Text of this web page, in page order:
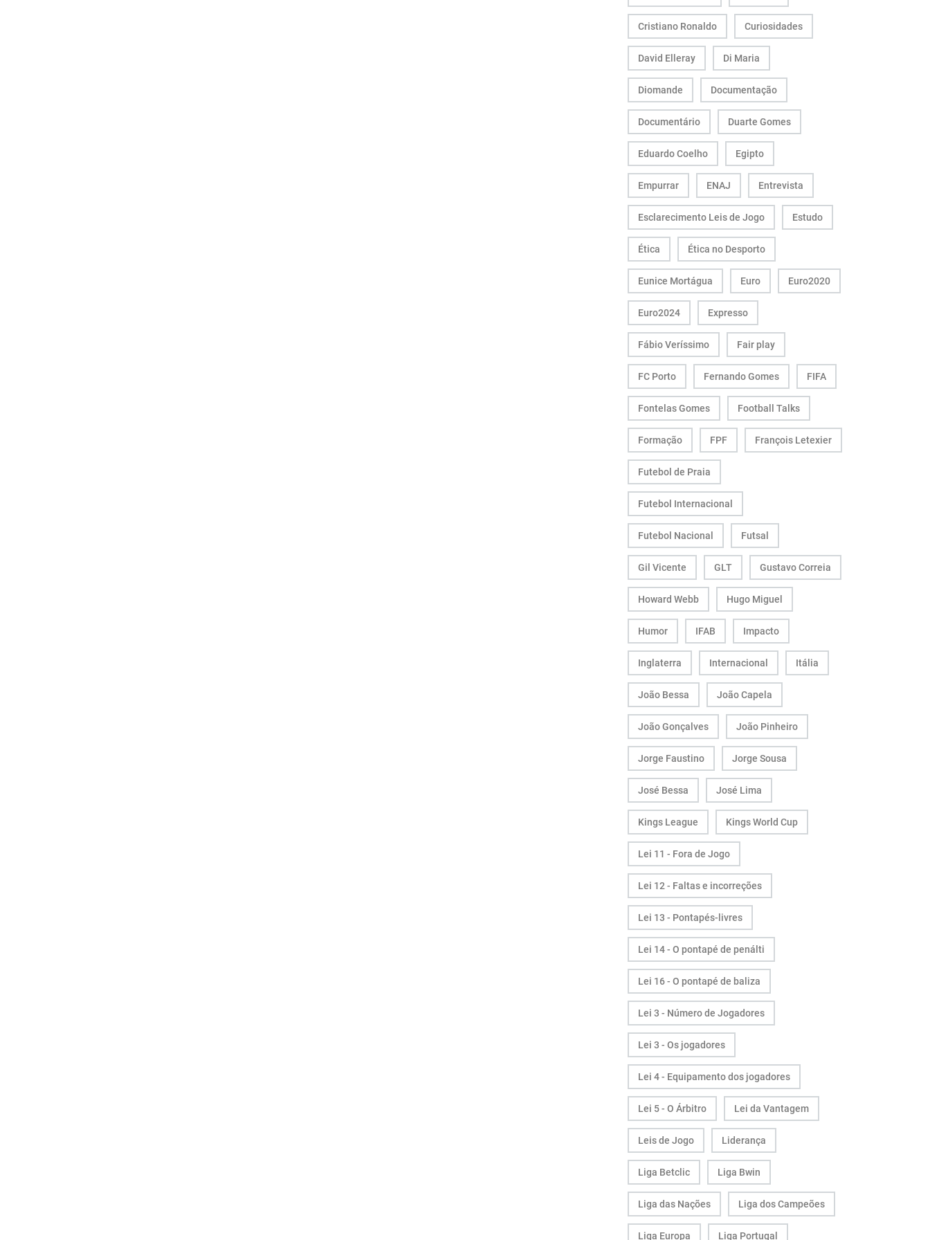
Cristiano Ronaldo Curiosidades
David Elleray Di Maria
Diomande Documentação
Documentário Duarte Gomes
Eduardo Coelho Egipto
Empurrar ENAJ Entrevista
Esclarecimento Leis de Jogo Estudo
Ética Ética no Desporto
Eunice Mortágua Euro Euro2020
Euro2024 Expresso
Fábio Veríssimo Fair play
FC Porto Fernando Gomes FIFA
Fontelas Gomes Football Talks
Formação FPF François Letexier
Futebol de Praia
Futebol Internacional
Futebol Nacional Futsal
Gil Vicente GLT Gustavo Correia
Howard Webb Hugo Miguel
Humor IFAB Impacto
Inglaterra Internacional Itália
João Bessa João Capela
João Gonçalves João Pinheiro
Jorge Faustino Jorge Sousa
José Bessa José Lima
Kings League Kings World Cup
Lei 11 - Fora de Jogo
Lei 12 - Faltas e incorreções
Lei 13 - Pontapés-livres
Lei 14 - O pontapé de penálti
Lei 16 - O pontapé de baliza
Lei 3 - Número de Jogadores
Lei 3 - Os jogadores
Lei 4 - Equipamento dos jogadores
Lei 5 - O Árbitro Lei da Vantagem
Leis de Jogo Liderança
Liga Betclic Liga Bwin
Liga das Nações Liga dos Campeões
Liga Europa Liga Portugal